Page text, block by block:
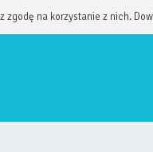
na korzystanie z nich.